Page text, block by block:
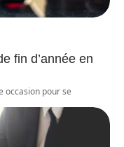
fin d’année en
occasion pour se